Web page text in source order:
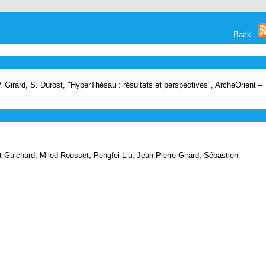
Back
S. Durost, "HyperThésau : résultats et perspectives", ArchéOrient –
Miled Rousset, Pengfei Liu, Jean-Pierre Girard, Sébastien